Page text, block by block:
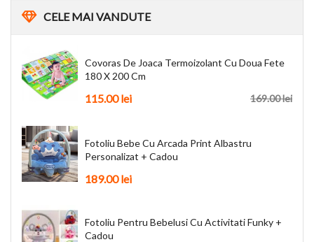
CELEMAI VANDUTE
Covoras De Joaca Termoizolant Cu Doua Fete
180 X 200 Cm
169.00lei
115.00lei
Fotoliu Bebe Cu Arcada Print Albastru
Personalizat + Cadou
189.00lei
Fotoliu Pentru Bebelusi Cu Activitati Funky +
Cadou